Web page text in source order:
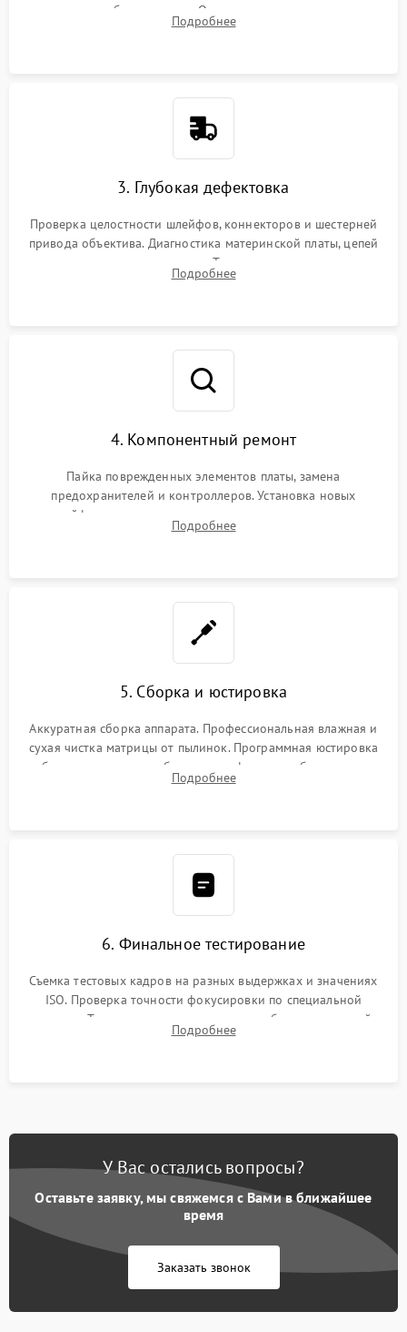
вспышки для безопасности. Очистка внутренних узлов от
пыли, песка и следов влаги с помощью спецсредств.
Подробнее
3. Глубокая дефектовка
Проверка целостности шлейфов, коннекторов и шестерней
привода объектива. Диагностика материнской платы, цепей
питания и картоприемника. Тестирование механизма
затвора и блока внутрикамерной стабилизации.
Подробнее
4. Компонентный ремонт
Пайка поврежденных элементов платы, замена
предохранителей и контроллеров. Установка новых
шлейфов, дисплея, механизма затвора или двигателя
автофокуса. Восстановление геометрии тубуса объектива
Подробнее
5. Сборка и юстировка
Аккуратная сборка аппарата. Профессиональная влажная и
сухая чистка матрицы от пылинок. Программная юстировка
рабочего отрезка, калибровка автофокуса, стабилизатора и
экспозамера с помощью сервисного ПО.
Подробнее
6. Финальное тестирование
Съемка тестовых кадров на разных выдержках и значениях
ISO. Проверка точности фокусировки по специальной
мишени. Тест записи на карту памяти, работы встроенной
вспышки, микрофона и всех кнопок управления.
Подробнее
У Вас остались вопросы?
Оставьте заявку, мы свяжемся с Вами в ближайшее
время
Заказать звонок